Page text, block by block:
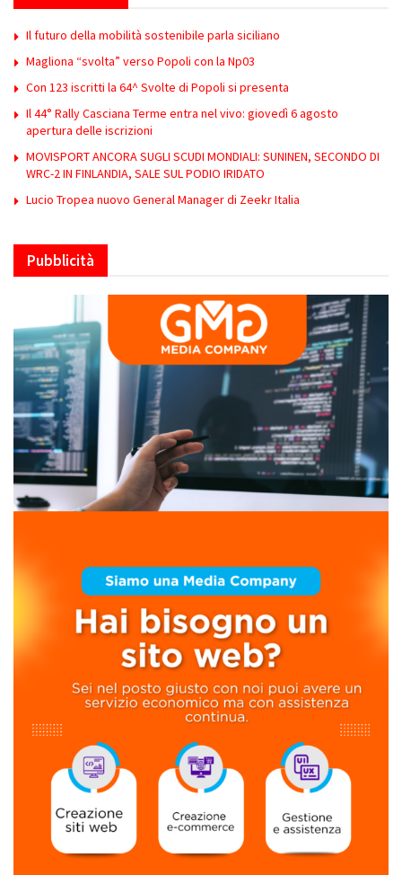
Il futuro della mobilità sostenibile parla siciliano
Magliona “svolta” verso Popoli con la Np03
Con 123 iscritti la 64^ Svolte di Popoli si presenta
Il 44° Rally Casciana Terme entra nel vivo: giovedì 6 agosto
apertura delle iscrizioni
MOVISPORT ANCORA SUGLI SCUDI MONDIALI: SUNINEN, SECONDO DI
WRC-2 IN FINLANDIA, SALE SUL PODIO IRIDATO
Lucio Tropea nuovo General Manager di Zeekr Italia
Pubblicità